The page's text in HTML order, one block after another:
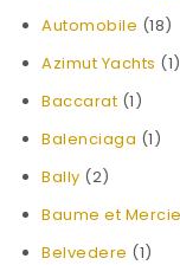
Automobile (18)
Azimut Yachts (1)
Baccarat (1)
Balenciaga (1)
Bally (2)
Baume et
Belvedere (1)